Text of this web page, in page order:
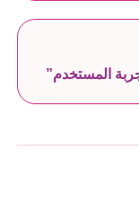
المستخدم”